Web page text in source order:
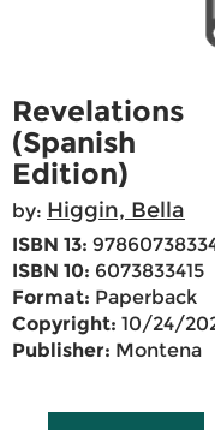
Revelations
(Spanish
Edition)
by: Higgin, Bella
ISBN 13:
ISBN 10: 6073833415
Format: Paperback
Copyright: 10/24/
Publisher: Montena